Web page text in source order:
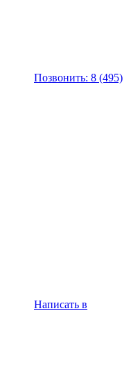
Позвонить: 8 (495)
Написать в